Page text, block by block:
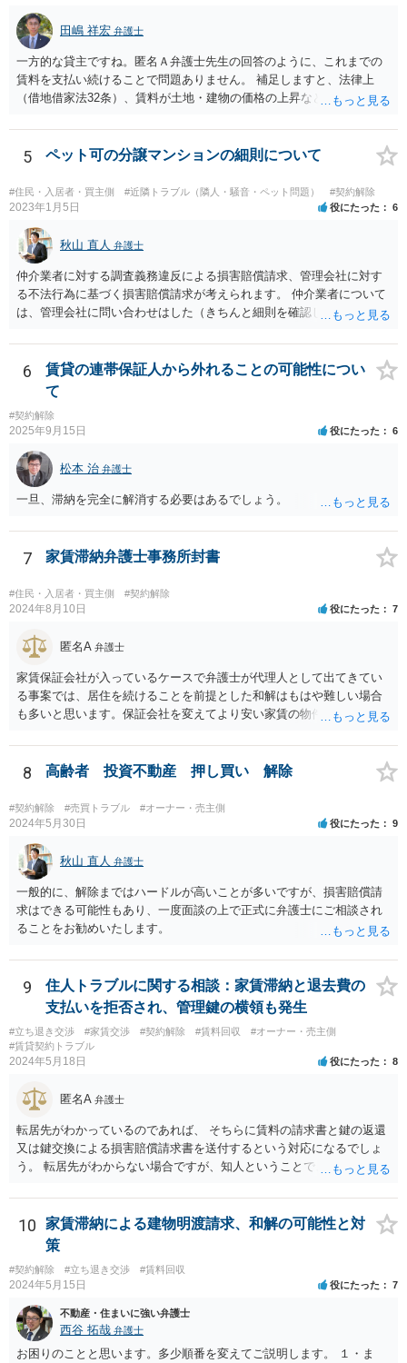
田嶋 祥宏 弁護士
一方的な貸主ですね。匿名Ａ弁護士先生の回答のように、これまでの
賃料を支払い続けることで問題ありません。 補足しますと、法律上
（借地借家法32条）、賃料が土地・建物の価格の上昇などの経済事情
は、「契約条件にかかわらず」、当事者は賃料の増減を請求できる、
とされています。 「不相当」かどうかは、貸主から、近隣相場の上昇
を示す同種賃貸物件の根拠資料などを提示してもらわないと判断でき
ませんよね。ご相談者様のケースでは、こうした資料が示されていな
いと思われることと、１０％が相当がどうかが分からないので、「不
相当」という判断ができないから賃料増額には応じないという主張が
できます。 なお、賃貸借契約書には「家賃の変更は貸主・借主間の合
意の上で行う」という特約があるとのことですが、最高裁判例（S56.
4.20）では、このような特約があっても協議を経ない増額請求も有効
とされているため（本当に賃料が不相当であれば特約に拘束されるの
は不合理だからという考え方です。「契約条件にかかわらず」とはそ
いう理論になると思います。 そして、法律上、増額協議が整わない場
合、増額を正当とする判決が確定するまでは相当な賃料（※現在の賃
なら受け取らない」などと言った場合は、最寄りの法務局に現在の賃
がありますので、注意が必要です。
5 ペット可の分譲マンションの細則について
#住民・入居者・買主側 #近隣トラブル（隣人・騒音・ペット問題） #契約解除
2023年1月5日 役にたった 6
秋山 直人 弁護士
仲介業者に対する調査義務違反による損害賠償請求、管理会社に対す
る不法行為に基づく損害賠償請求が考えられます。 仲介業者について
は、管理会社に問い合わせはした（きちんと細則を確認しなかった管
の間には直接の契約関係がないので、管理会社からは、ご相談者様に
対して義務を負っていないという反論が予想されます。 そのため、両
方に請求してくのが良いのではと思います。 損害の範囲はなかなか難
しいところですが、リフォーム工事をキャンセルしてキャンセル料が
発生しているということですので、当該キャンセル料を請求すること
が考えられます。また、きちんと説明を受けていればそもそも売買契
約をしなかったとして、仲介手数料や登記費用も損害であるとして賠
償請求することが考えられます。
6
賃貸の連帯保証人から外れることの可能性につい
て
#契約解除
2025年9月15日 役にたった 6
松本 治 弁護士
一旦、滞納を完全に解消する必要はあるでしょう。
7 家賃滞納弁護士事務所封書
#住民・入居者・買主側 #契約解除
2024年8月10日 役にたった 7
匿名A 弁護士
家賃保証会社が入っているケースで弁護士が代理人として出てきてい
る事案では、居住を続けることを前提とした和解はもはや難しい場合
も多いと思います。保証会社を変えてより安い家賃の物件に転居する
8 高齢者 投資不動産 押し買い 解除
#契約解除 #売買トラブル #オーナー・売主側
2024年5月30日 役にたった 9
秋山 直人 弁護士
一般的に、解除まではハードルが高いことが多いですが、損害賠償請
求はできる可能性もあり、一度面談の上で正式に弁護士にご相談され
ることをお勧めいたします。
9
住人トラブルに関する相談：家賃滞納と退去費の
支払いを拒否され、管理鍵の横領も発生
#立ち退き交渉 #家賃交渉 #契約解除 #賃料回収
#オーナー・売主側
#賃貸契約トラブル
2024年5月18日 役にたった 8
匿名A 弁護士
転居先がわかっているのであれば、 そちらに賃料の請求書と鍵の返還
又は鍵交換による損害賠償請求書を送付するという対応になるでしょ
う。 転居先がわからない場合ですが、知人ということで、連絡がつく
で、適切な対応が望めない場合は、債権回収を弁護士に依頼すること
をご検討ください。
10
家賃滞納による建物明渡請求、和解の可能性と対
策
#契約解除 #立ち退き交渉 #賃料回収
2024年5月15日 役にたった 7
不動産・住まいに強い弁護士
西谷 拓哉 弁護士
お困りのことと思います。多少順番を変えてご説明します。 １・ま